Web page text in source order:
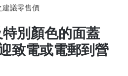
建議零售價
別顏色的面蓋
致電或電郵到營